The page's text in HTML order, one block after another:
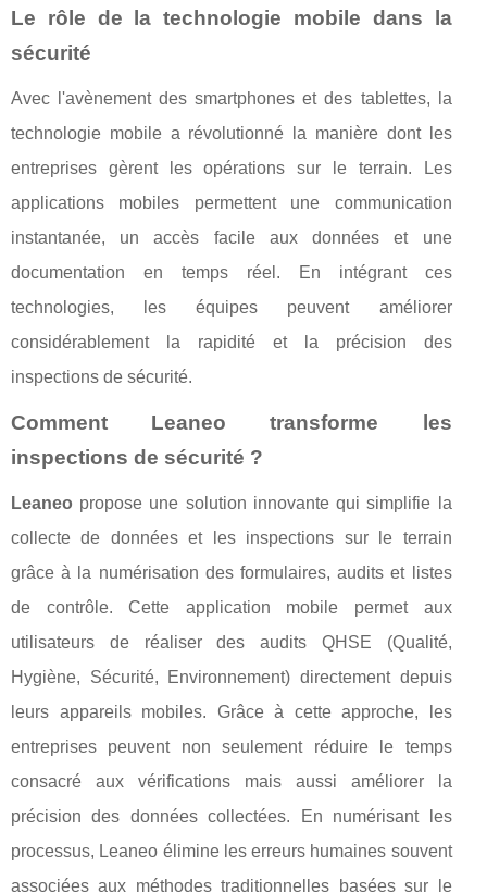
Le rôle de la technologie mobile dans la
sécurité
Avec l'avènement des smartphones et des tablettes, la
technologie mobile a révolutionné la manière dont les
entreprises gèrent les opérations sur le terrain. Les
applications mobiles permettent une communication
instantanée, un accès facile aux données et une
documentation en temps réel. En intégrant ces
technologies, les équipes peuvent améliorer
considérablement la rapidité et la précision des
inspections de sécurité.
Comment Leaneo transforme les
inspections de sécurité ?
Leaneo propose une solution innovante qui simplifie la
collecte de données et les inspections sur le terrain
grâce à la numérisation des formulaires, audits et listes
de contrôle. Cette application mobile permet aux
utilisateurs de réaliser des audits QHSE (Qualité,
Hygiène, Sécurité, Environnement) directement depuis
leurs appareils mobiles. Grâce à cette approche, les
entreprises peuvent non seulement réduire le temps
consacré aux vérifications mais aussi améliorer la
précision des données collectées. En numérisant les
processus, Leaneo élimine les erreurs humaines souvent
associées aux méthodes traditionnelles basées sur le